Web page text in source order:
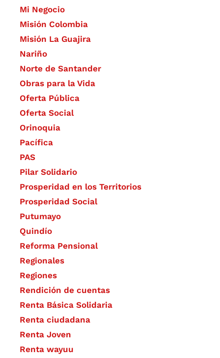
Mi Negocio
Misión Colombia
Misión La Guajira
Nariño
Norte de Santander
Obras para la Vida
Oferta Pública
Oferta Social​​
Orinoquia
Pacífica
PAS
Pilar Solidario
Prosperidad en los Territorios
Prosperidad Social
Putumayo
Quindío
Reforma Pensional
Regionales
Regiones
Rendición de cuentas
Renta Básica Solidaria
Renta ciudadana
Renta Joven
Renta wayuu